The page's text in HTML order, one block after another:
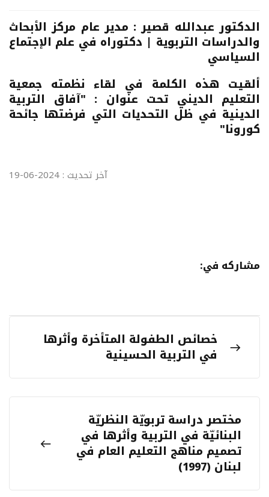
الدكتور عبدالله قصير : مدير عام مركز الأبحاث
والدراسات التربوية | دكتوراه في علم الإجتماع
السياسي
ألقيت هذه الكلمة في لقاء نظمته جمعية
التعليم الديني تحت عنوان : "آفاق التربية
الدينية في ظل التحديات التي فرضتها جائحة
كورونا"
آخر تحديث : 2024-06-19
مشاركه في:
خصائص الطفولة المتأخرة وأثرها
في التربية الحسينية
مختصر دراسة تربويّة النظريّة
البنائيّة في التربية وأثرها في
تصميم مناهج التعليم العام في
لبنان (1997)